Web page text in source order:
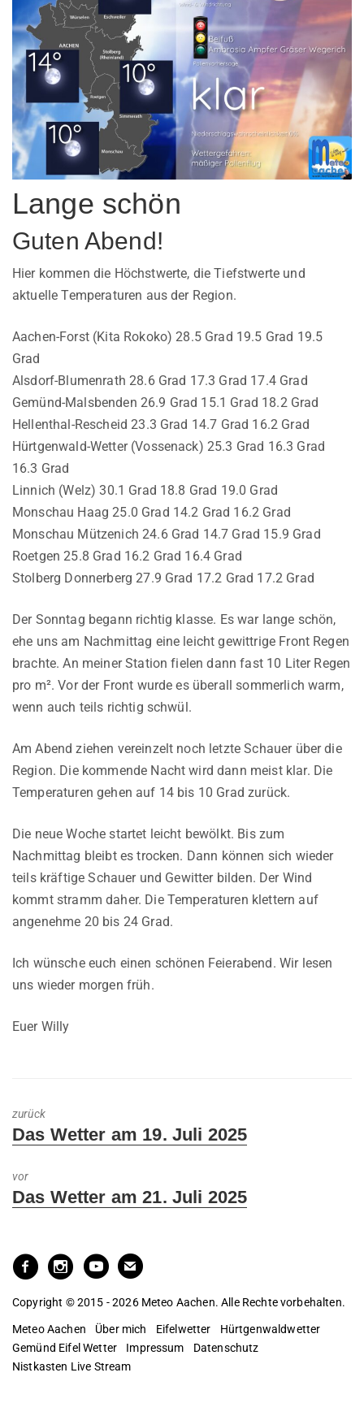
Lange schön
Guten Abend!
Hier kommen die Höchstwerte, die Tiefstwerte und
aktuelle Temperaturen aus der Region.
Aachen-Forst (Kita Rokoko) 28.5 Grad 19.5 Grad 19.5
Grad
Alsdorf-Blumenrath 28.6 Grad 17.3 Grad 17.4 Grad
Gemünd-Malsbenden 26.9 Grad 15.1 Grad 18.2 Grad
Hellenthal-Rescheid 23.3 Grad 14.7 Grad 16.2 Grad
Hürtgenwald-Wetter (Vossenack) 25.3 Grad 16.3 Grad
16.3 Grad
Linnich (Welz) 30.1 Grad 18.8 Grad 19.0 Grad
Monschau Haag 25.0 Grad 14.2 Grad 16.2 Grad
Monschau Mützenich 24.6 Grad 14.7 Grad 15.9 Grad
Roetgen 25.8 Grad 16.2 Grad 16.4 Grad
Stolberg Donnerberg 27.9 Grad 17.2 Grad 17.2 Grad
Der Sonntag begann richtig klasse. Es war lange schön,
ehe uns am Nachmittag eine leicht gewittrige Front Regen
brachte. An meiner Station fielen dann fast 10 Liter Regen
pro m². Vor der Front wurde es überall sommerlich warm,
wenn auch teils richtig schwül.
Am Abend ziehen vereinzelt noch letzte Schauer über die
Region. Die kommende Nacht wird dann meist klar. Die
Temperaturen gehen auf 14 bis 10 Grad zurück.
Die neue Woche startet leicht bewölkt. Bis zum
Nachmittag bleibt es trocken. Dann können sich wieder
teils kräftige Schauer und Gewitter bilden. Der Wind
kommt stramm daher. Die Temperaturen klettern auf
angenehme 20 bis 24 Grad.
Ich wünsche euch einen schönen Feierabend. Wir lesen
uns wieder morgen früh.
Euer Willy
zurück
Previous
Das Wetter am 19. Juli 2025
vor
Next
Das Wetter am 21. Juli 2025
Copyright © 2015 - 2026 Meteo Aachen. Alle Rechte vorbehalten.
Meteo Aachen Über mich Eifelwetter
Hürtgenwaldwetter
Gemünd Eifel Wetter
Impressum
Datenschutz
Nistkasten Live Stream